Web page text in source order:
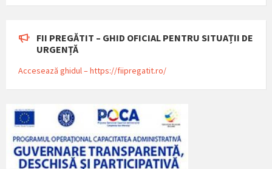
FII PREGĂTIT – GHID OFICIAL PENTRU SITUAȚII DE
URGENȚĂ
Accesează ghidul – https://fiipregatit.ro/